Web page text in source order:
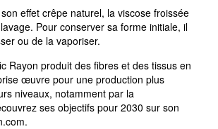
effet crêpe naturel, la viscose froissée
Pour conserver sa forme initiale, il
ou de la vaporiser.
Rayon produit des fibres et des tissus en
œuvre pour une production plus
niveaux, notamment par la
ses objectifs pour 2030 sur son